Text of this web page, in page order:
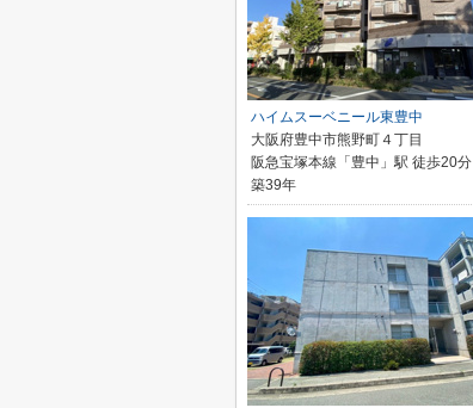
ハイムスーベニール東豊中
大阪府豊中市熊野町４丁目
阪急宝塚本線「豊中」駅 徒歩20分
築39年